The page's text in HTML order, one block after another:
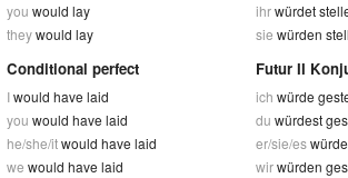
you would lay
theywould lay
ihrwürdet
sie würden
Conditional perfect
Iwould have laid
you would have laid
he/she/itwould have laid
we would have laid
Futur II
ich würde
du würdest
er/sie/es
wirwürden